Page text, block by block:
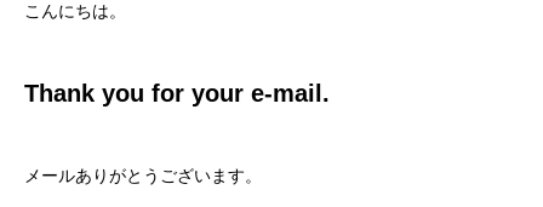
こんにちは。
Thank you for your e-mail.
メールありがとうございます。